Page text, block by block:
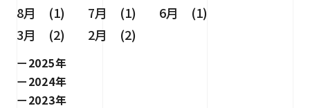
8月 (1) 7月 (1)
6月 (1)
3月 (2)
2月 (2)
2025年
2024年
2023年